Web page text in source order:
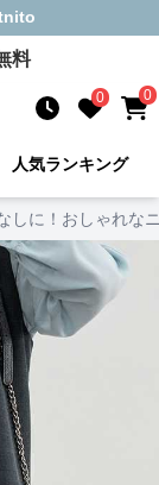
料
0 0
人気ランキング
しに！おしゃれな